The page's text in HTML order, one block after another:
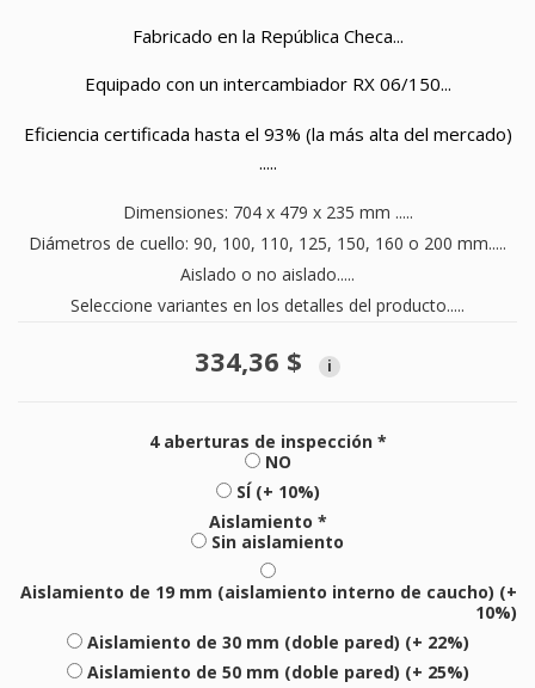
Fabricado en la República Checa...
Equipado con un intercambiador RX 06/150...
Eficiencia certificada hasta el 93% (la más alta del mercado)
.....
Dimensiones: 704 x 479 x 235 mm .....
Diámetros de cuello: 90, 100, 110, 125, 150, 160 o 200 mm.....
Aislado o no aislado.....
Seleccione variantes en los detalles del producto.....
334,36 $ i
4 aberturas de inspección *
NO
SÍ (+ 10%)
Aislamiento *
Sin aislamiento
Aislamiento de 19 mm (aislamiento interno de caucho) (+
10%)
Aislamiento de 30 mm (doble pared) (+ 22%)
Aislamiento de 50 mm (doble pared) (+ 25%)